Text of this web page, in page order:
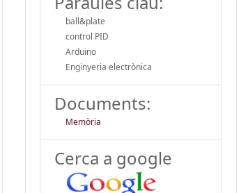
ball&plate
control PID
Arduino
Enginyeria electrònica
Documents:
Memòria
Cerca a google